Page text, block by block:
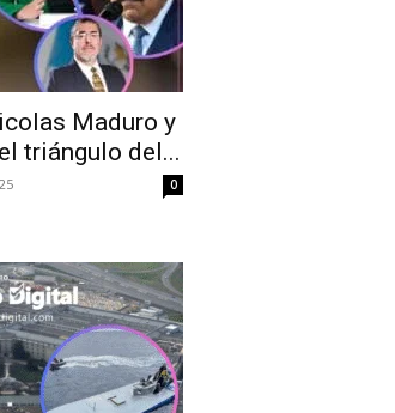
Maduro y
triángulo del...
0